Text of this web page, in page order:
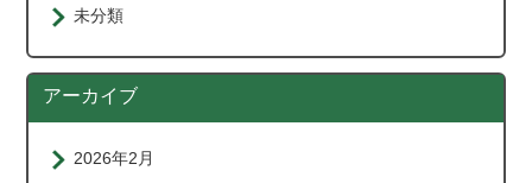
未分類
アーカイブ
2026年2月